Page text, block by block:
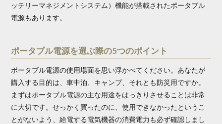
ッテリーマネジメントシステム）機能が搭載されたポータブル
電源もあります。
ポータブル電源を選ぶ際の5つのポイント
ポータブル電源の使用場面を思い浮かべてください。あなたが
購入する目的は、車中泊、キャンプ、それとも防災用ですか。
まずはポータブル電源の主な用途をはっきりさせることは非常
に大切です。せっかく買ったのに、使用できなかったというこ
とがないよう、給電する電気機器の消費電力も必ず確認しまし